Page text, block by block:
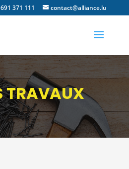
371 111 contact@alliance.lu
TRAVAUX